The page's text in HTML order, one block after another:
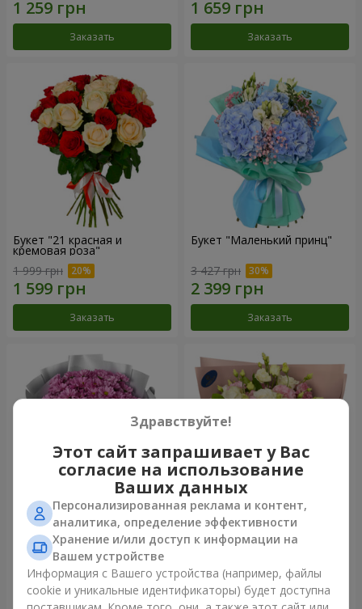
Заказать Заказать
Букет "21 красная и
кремовая роза"
1 999 грн
Заказать
Букет "Маленький принц"
3 427 грн
Заказать
Букет "Твои хризантемы"
1 599 грн
Заказать
Букет "Панна Котта"
Заказать
Здравствуйте!
Этот сайт запрашивает у Вас
согласие на использование
Ваших данных
Персонализированная реклама и контент,
аналитика, определение эффективности
Хранение и/или доступ к информации на
Вашем устройстве
Информация с Вашего устройства (например, файлы
cookie и уникальные идентификаторы) будет доступна